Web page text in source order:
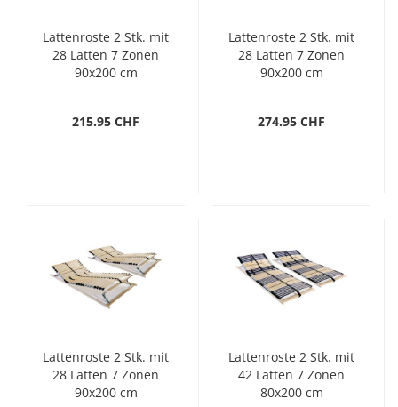
Lattenroste 2 Stk. mit
28 Latten 7 Zonen
90x200 cm
215.95 CHF
Lattenroste 2 Stk. mit
28 Latten 7 Zonen
90x200 cm
274.95 CHF
Lattenroste 2 Stk. mit
28 Latten 7 Zonen
90x200 cm
Lattenroste 2 Stk. mit
42 Latten 7 Zonen
80x200 cm